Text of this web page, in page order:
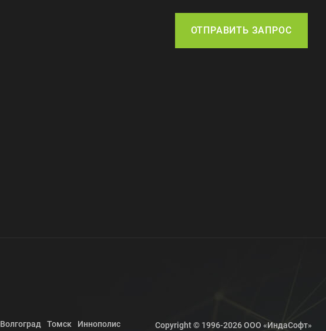
ОТПРАВИТЬ ЗАПРОС
Волгоград Томск Иннополис Copyright © 1996-2026 OOO «ИндаСофт»